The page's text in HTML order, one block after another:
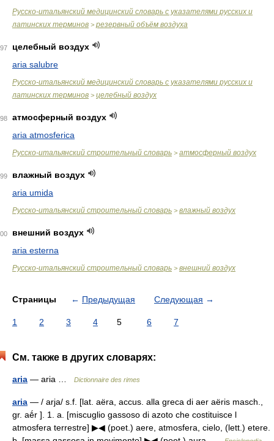
Русско-итальянский медицинский словарь с указателями русских и
латинских терминов > резервный объём воздуха
97
целебный воздух
aria salubre
Русско-итальянский медицинский словарь с указателями русских и
латинских терминов > целебный воздух
98
атмосферный воздух
aria atmosferica
Русско-итальянский строительный словарь > атмосферный воздух
99
влажный воздух
aria umida
Русско-итальянский строительный словарь > влажный воздух
внешний воздух
aria esterna
Русско-итальянский строительный словарь > внешний воздух
Страницы ← Предыдущая Следующая →
1 2 3 4 5 6 7
См. также в других словарях:
aria — aria … Dictionnaire des rimes
aria — / arja/ s.f. [lat. aëra, accus. alla greca di aer aëris masch.,
gr. aḗr ]. 1. a. [miscuglio gassoso di azoto che costituisce l
atmosfera terrestre] ▶◀ (poet.) aere, atmosfera, cielo, (lett.) etere.